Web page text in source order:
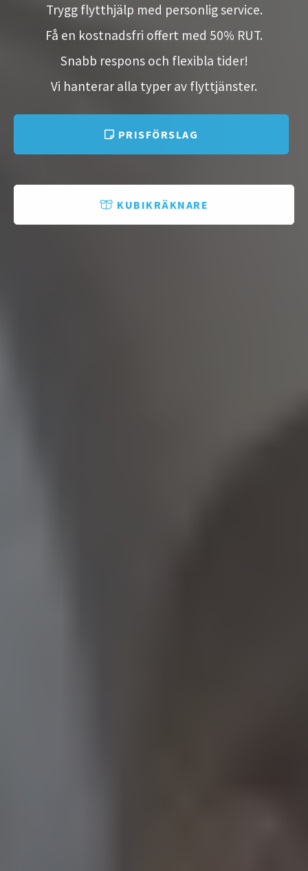
Trygg flytthjälp med personlig service.
Få en kostnadsfri offert med 50% RUT.
Snabb respons och flexibla tider!
Vi hanterar alla typer av flyttjänster.
PRISFÖRSLAG
KUBIKRÄKNARE